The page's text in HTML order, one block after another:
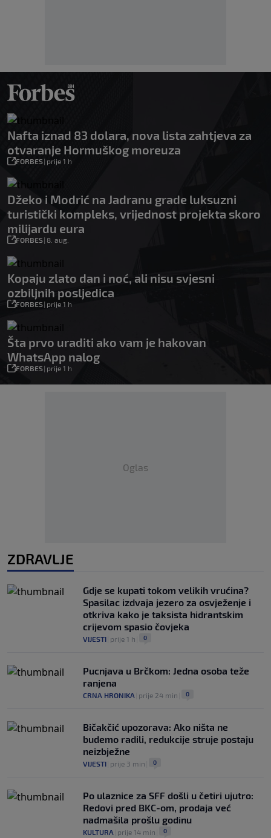
Nafta iznad 83 dolara, nova lista zahtjeva za
otvaranje Hormuškog moreuza
FORBES| prije 1 h
Džeko i Modrić na Jadranu grade luksuzni
turistički kompleks, vrijednost projekta skoro
milijardu eura
FORBES| 8. aug.
Kopaju zlato dan i noć, ali nisu svjesni
ozbiljnih posljedica
FORBES| prije 1 h
Šta prvo uraditi ako vam je hakovan
WhatsApp nalog
FORBES| prije 1 h
Oglas
ZDRAVLJE
Gdje se kupati tokom velikih vrućina?
Spasilac izdvaja jezero za osvježenje i
otkriva kako je taksista hidrantskim
crijevom spasio čovjeka
VIJESTI prije 1 h 0
Pucnjava u Brčkom: Jedna osoba teže
ranjena
CRNA HRONIKA prije 24 min 0
Bičakčić upozorava: Ako ništa ne
budemo radili, redukcije struje postaju
neizbježne
VIJESTI prije 3 min 0
Po ulaznice za SFF došli u četiri ujutro:
Redovi pred BKC-om, prodaja već
nadmašila prošlu godinu
KULTURA prije 14 min 0